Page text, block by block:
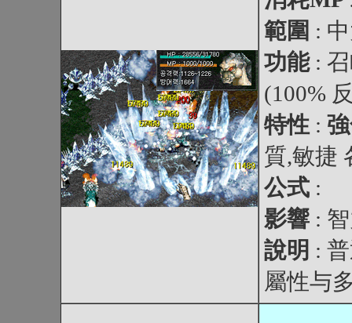
範圍 :
功能 :
(100%
特性 :
質,敏捷
公式 :
影響 :
說明 :
屬性与